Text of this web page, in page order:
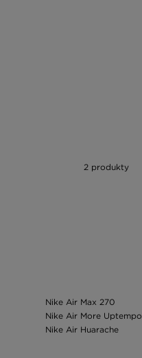
2 produkty
Nike Air Max 270
Nike Air More Uptempo
Nike Air Huarache